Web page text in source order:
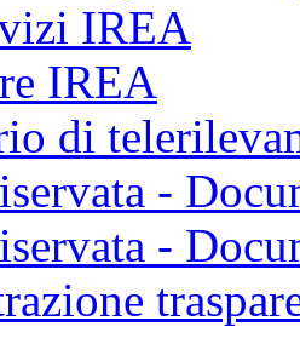
IREA
IREA
di
-
-